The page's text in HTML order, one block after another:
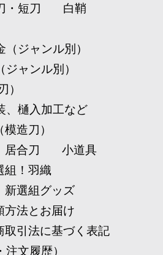
・短刀
白鞘
ジャンル別）
ャンル別）
）
、樋入加工など
造刀）
居合刀
小道具
組！羽織
新選組グッズ
方法とお届け
取引法に基づく表記
文履歴）